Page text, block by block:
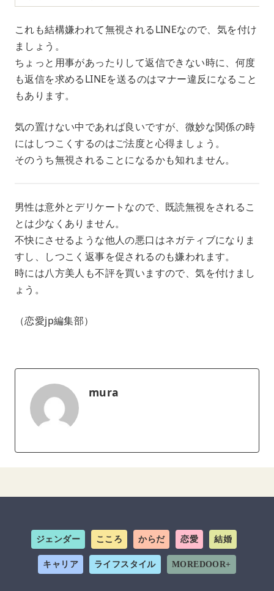
これも結構嫌われて無視されるLINEなので、気を付け
ましょう。
ちょっと用事があったりして返信できない時に、何度
も返信を求めるLINEを送るのはマナー違反になること
もあります。
気の置けない中であれば良いですが、微妙な関係の時
にはしつこくするのはご法度と心得ましょう。
そのうち無視されることになるかも知れません。
男性は意外とデリケートなので、既読無視をされるこ
とは少なくありません。
不快にさせるような他人の悪口はネガティブになりま
すし、しつこく返事を促されるのも嫌われます。
時には八方美人も不評を買いますので、気を付けまし
ょう。
（恋愛jp編集部）
mura
ジェンダー こころ からだ 恋愛 結婚
キャリア ライフスタイル MOREDOOR+